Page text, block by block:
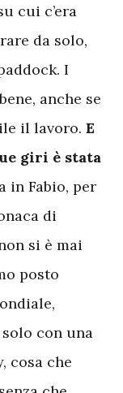
cui c’era
da solo,
I
anche se
il lavoro. E
giri è stata
in Fabio, per
di
si è mai
posto
con una
cosa che